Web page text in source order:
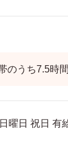
のうち7.5時
曜日 祝日 有